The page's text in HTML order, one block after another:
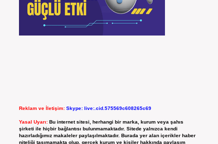
Reklam ve İletişim: Skype: live:.cid.575569c608265c69
Yasal Uyarı: Bu internet sitesi, herhangi bir marka, kurum veya şahıs
şirketi ile hiçbir bağlantısı bulunmamaktadır. Sitede yalnızca kendi
hazırladığımız makaleler paylaşılmaktadır. Burada yer alan içerikler haber
niteliği taşımamakta olup, gerçek kurum ve kişiler hakkında paylaşım